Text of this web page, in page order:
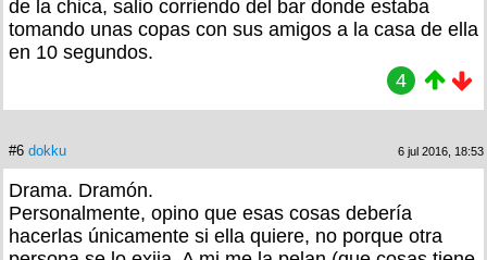
de la chica, salio corriendo del bar donde estaba
tomando unas copas con sus amigos a la casa de ella
en 10 segundos.
4
#6 dokku 6 jul 2016, 18:53
Drama. Dramón.
Personalmente, opino que esas cosas debería
hacerlas únicamente si ella quiere, no porque otra